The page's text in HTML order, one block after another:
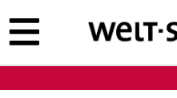
zum
Inhalt